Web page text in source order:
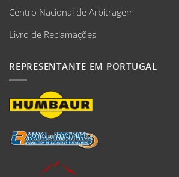
Centro Nacional de Arbitragem
Livro de Reclamações
REPRESENTANTE EM PORTUGAL